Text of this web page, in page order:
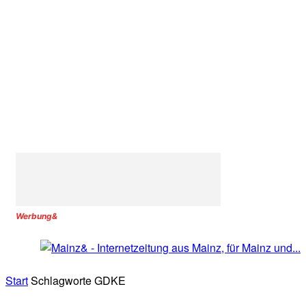
Werbung&
StartSchlagworteGDKE